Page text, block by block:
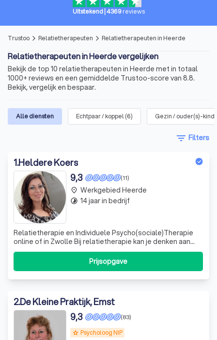
Uitstekend| 4369 reviews
Trustoo arrow_forward_ios Relatietherapeuten arrow_forward_ios Relatietherapeuten in Heerde
Relatietherapeuten in Heerde vergelijken
Bekijk de top 10 relatietherapeuten in Heerde met in totaal
1000+ reviews en een gemiddelde Trustoo-score van 8.8.
Bekijk, vergelijk en bespaar.
Alle diensten Echtpaar / koppel(6) Gezin / ouder(s)-
filter_list Filters
1.Heldere Koers
(11)
9,3
Relatietherapie en Individuele Psycho(sociale)Therapie
online of in Zwolle Bij relatietherapie kan je denken aan
partners die al relatieproblemen hebben, overwegen of
ze samen willen blijven of niet en dan op een respectvolle
wijze verder willen gaan of uit elkaar willen gaan, maar ook
Prijsopgave
place Werkgebied Heerde
timelapse 14 jaar in bedrijf
2.De Kleine Praktijk, Emst
grade Psycholoog NIP
(83)
9,3